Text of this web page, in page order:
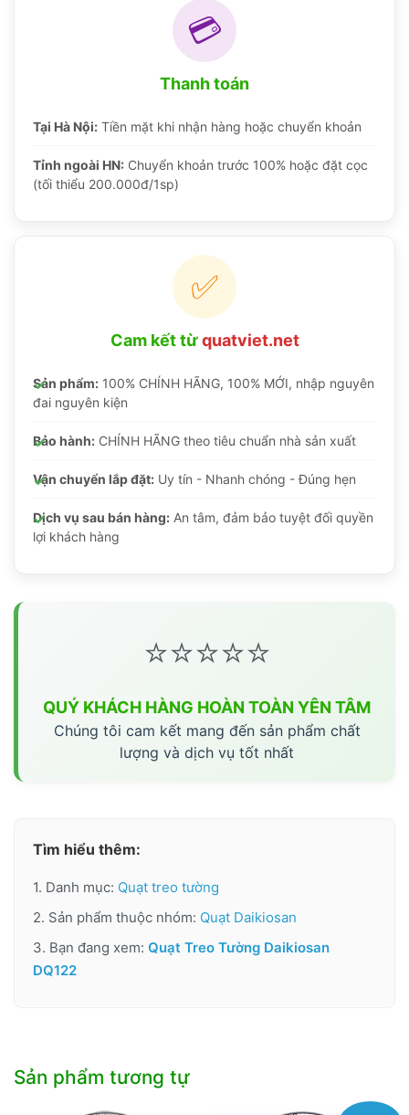
💳
Thanh toán
Tại Hà Nội: Tiền mặt khi nhận hàng hoặc chuyển khoản
Tỉnh ngoài HN: Chuyển khoản trước 100% hoặc đặt cọc
(tối thiểu 200.000đ/1sp)
✅
Cam kết từquatviet.net
Sản phẩm: 100% CHÍNH HÃNG, 100% MỚI, nhập nguyên
đai nguyên kiện
Bảo hành: CHÍNH HÃNG theo tiêu chuẩn nhà sản xuất
Vận chuyển lắp đặt: Uy tín - Nhanh chóng - Đúng hẹn
Dịch vụ sau bán hàng: An tâm, đảm bảo tuyệt đối quyền
lợi khách hàng
⭐⭐⭐⭐⭐
QUÝ KHÁCH HÀNG HOÀN TOÀN YÊN TÂM
Chúng tôi cam kết mang đến sản phẩm chất
lượng và dịch vụ tốt nhất
Tìm hiểu thêm:
1. Danh mục: Quạt treo tường
2. Sản phẩm thuộc nhóm: Quạt Daikiosan
3. Bạn đang xem: Quạt Treo Tường Daikiosan
DQ122
Sản phẩm tương tự